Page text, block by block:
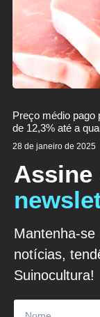
Preço médio pago
de 12,3% até a
28 de janeiro de 2025
Assine
Mantenha-
notícias,
Suinocultura!